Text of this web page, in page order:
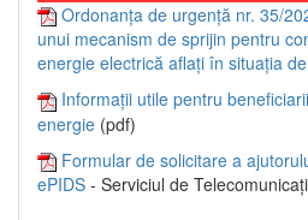
Ordonanța de urgență nr. 35/
unui mecanism de sprijin pentru
energie electrică aflați în situația
Informații utile pentru
energie (pdf)
Formular de solicitare a
ePIDS - Serviciul de